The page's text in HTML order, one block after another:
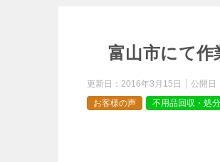
富山市にて
更新日： 2016年3月15日 公開日
お客様の声
不用品回収・処分